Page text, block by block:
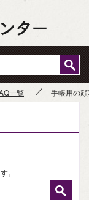
一覧 手帳用の
。